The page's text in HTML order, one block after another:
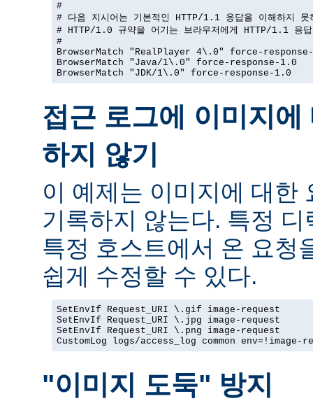
#
# 다음 지시어는 기본적인 HTTP/1.1 응답을 이해하지 못
# HTTP/1.0 규약을 어기는 브라우저에게 HTTP/1.1 응
#
BrowserMatch "RealPlayer 4\.0" force-
BrowserMatch "Java/1\.0" force-response-1.0
BrowserMatch "JDK/1\.0" force-response-1.0
접근 로그에 이미지
하지 않기
이 예제는 이미지에 대한
기록하지 않는다. 특정
특정 호스트에서 온 요청
쉽게 수정할 수 있다.
SetEnvIf Request_URI \.gif image-request
SetEnvIf Request_URI \.jpg image-request
SetEnvIf Request_URI \.png image-request
CustomLog logs/access_log common env=!image-
"이미지 도둑" 방지